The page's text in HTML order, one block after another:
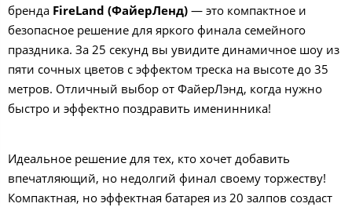
бренда FireLand (ФайерЛенд) — это компактное и
безопасное решение для яркого финала семейного
праздника. За 25 секунд вы увидите динамичное шоу из
пяти сочных цветов с эффектом треска на высоте до 35
метров. Отличный выбор от ФайерЛэнд, когда нужно
быстро и эффектно поздравить именинника!
Идеальное решение для тех, кто хочет добавить
впечатляющий, но недолгий финал своему торжеству!
Компактная, но эффектная батарея из 20 залпов создаст